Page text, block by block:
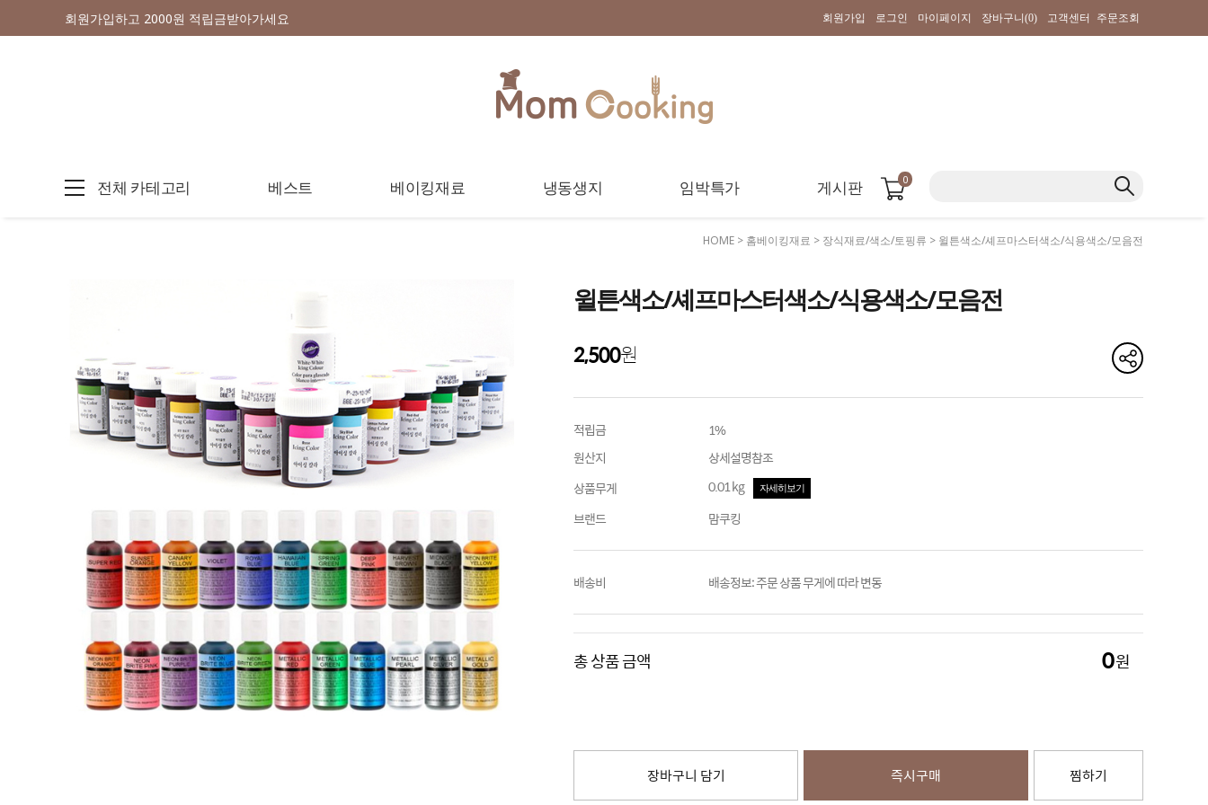
회원가입하고 2000원 적립금받아가세요 회원가입 로그인 마이페이지 장바구니(0) 고객센터 주문조회
전체 카테고리 베스트 베이킹재료 냉동생지 임박특가 게시판 0
HOME > 홈베이킹재료 > 장식재료/색소/토핑류 > 윌튼색소/셰프마스터색소/식용색소/모음전
윌튼색소/셰프마스터색소/식용색소/모음전
2,500원
적립금
1%
원산지
상세설명참조
상품무게
0.01 kg 자세히보기
브랜드 맘쿠킹
배송비 배송정보: 주문 상품 무게에 따라 변동
총 상품 금액 0원
장바구니 담기 즉시구매 찜하기